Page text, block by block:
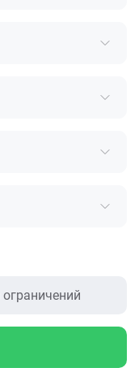
ограничений